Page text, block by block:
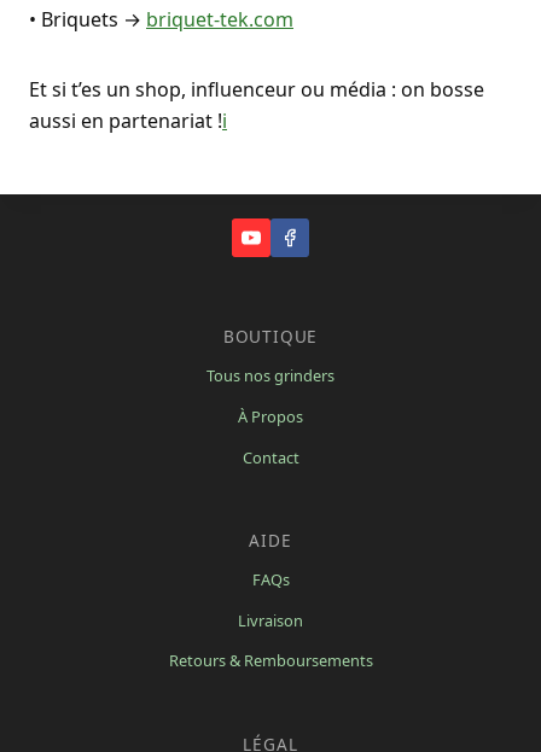
• Briquets → briquet-tek.com
Et si t’es un shop, influenceur ou média : on bosse
aussi en partenariat !i
BOUTIQUE
Tous nos grinders
À Propos
Contact
AIDE
FAQs
Livraison
Retours & Remboursements
LÉGAL